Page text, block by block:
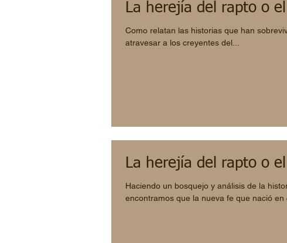
La herejía del rapto o
Como relatan las historias que han
atravesar a los creyentes del...
La herejía del rapto o
Haciendo un bosquejo y análisis de la
encontramos que la nueva fe que nació en